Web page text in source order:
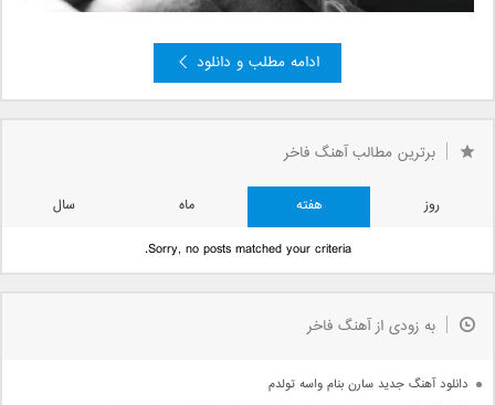
ادامه مطلب و دانلود
برترین مطالب آهنگ فاخر
روز هفته ماه
سال
Sorry, no posts matched your criteria.
به زودی از آهنگ فاخر
دانلود آهنگ جدید سارن بنام واسه تولدم